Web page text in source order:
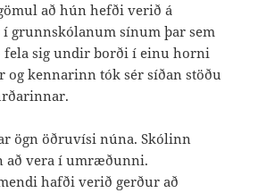
að hún hefði verið á
grunnskólanum sínum þar sem
fela sig undir borði í einu horni
og kennarinn tók sér síðan stöðu
ögn öðruvísi núna. Skólinn
að vera í umræðunni.
hafði verið gerður að